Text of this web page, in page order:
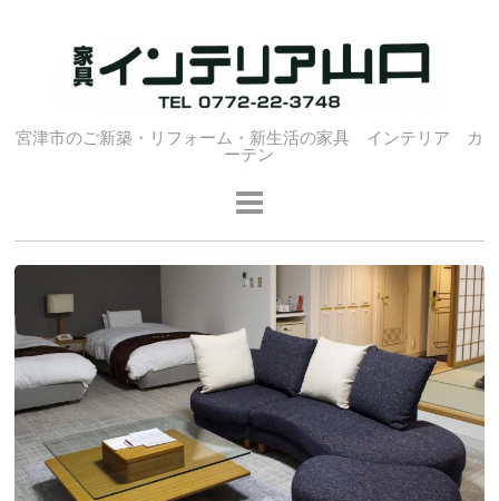
宮津市のご新築・リフォーム・新生活の家具 インテリア カ
ーテン